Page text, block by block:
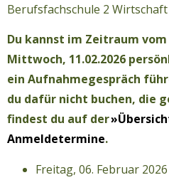
Berufsfachschule 2
Du kannst im Zeitraum vom
Mittwoch, 11.02.2026
ein Aufnahmegespräch
du dafür nicht buchen, die
findest du auf der
Anmeldetermine.
Freitag, 06. Februar